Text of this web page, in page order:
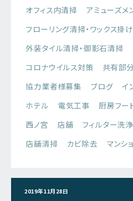
オフィス内清掃
アミューズメ
フローリング清掃・ワックス掛け
外装タイル清掃・御影石清掃
コロナウイルス対策
共有部
協力業者様募集
ブログ イ
ホテル
電気工事 厨房フー
西ノ宮
店舗 フィルター洗浄
店舗清掃
カビ除去 マンシ
2019年11月28日